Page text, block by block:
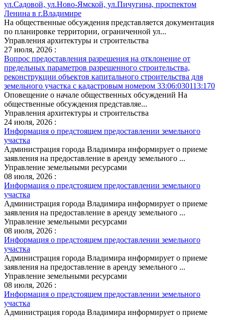
ул.Садовой, ул.Ново-Ямской, ул.Пичугина, проспектом
Ленина в г.Владимире
На общественные обсуждения представляется документация
по планировке территории, ограниченной ул...
Управления архитектуры и строительства
27 июля, 2026 :
Вопрос предоставления разрешения на отклонение от
предельных параметров разрешенного строительства,
реконструкции объектов капитального строительства для
земельного участка с кадастровым номером 33:06:030113:170
Оповещение о начале общественных обсуждений На
общественные обсуждения представляе...
Управления архитектуры и строительства
24 июля, 2026 :
Информация о предстоящем предоставлении земельного
участка
Администрация города Владимира информирует о приеме
заявления на предоставление в аренду земельного ...
Управление земельными ресурсами
08 июля, 2026 :
Информация о предстоящем предоставлении земельного
участка
Администрация города Владимира информирует о приеме
заявления на предоставление в аренду земельного ...
Управление земельными ресурсами
08 июля, 2026 :
Информация о предстоящем предоставлении земельного
участка
Администрация города Владимира информирует о приеме
заявления на предоставление в аренду земельного ...
Управление земельными ресурсами
08 июля, 2026 :
Информация о предстоящем предоставлении земельного
участка
Администрация города Владимира информирует о приеме